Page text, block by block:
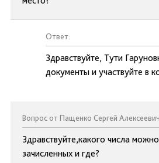
Ответ:
Здравствуйте, Тути
документы и участвуйте в
Вопрос от Пащенко Сергей Алексеевич
Здравствуйте,какого числа
зачисленных и где?